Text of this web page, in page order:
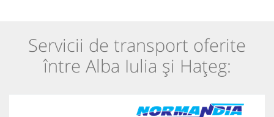
Servicii de transport oferite
între Alba Iulia și Hațeg: